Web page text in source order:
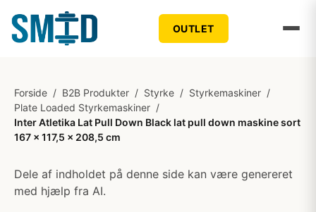
OUTLET
Forside / B2B Produkter / Styrke / Styrkemaskiner /
Plate Loaded Styrkemaskiner /
Inter Atletika Lat Pull Down Black lat pull down maskine sort
167 x 117,5 x 208,5 cm
Dele af indholdet på denne side kan være genereret
med hjælp fra AI.